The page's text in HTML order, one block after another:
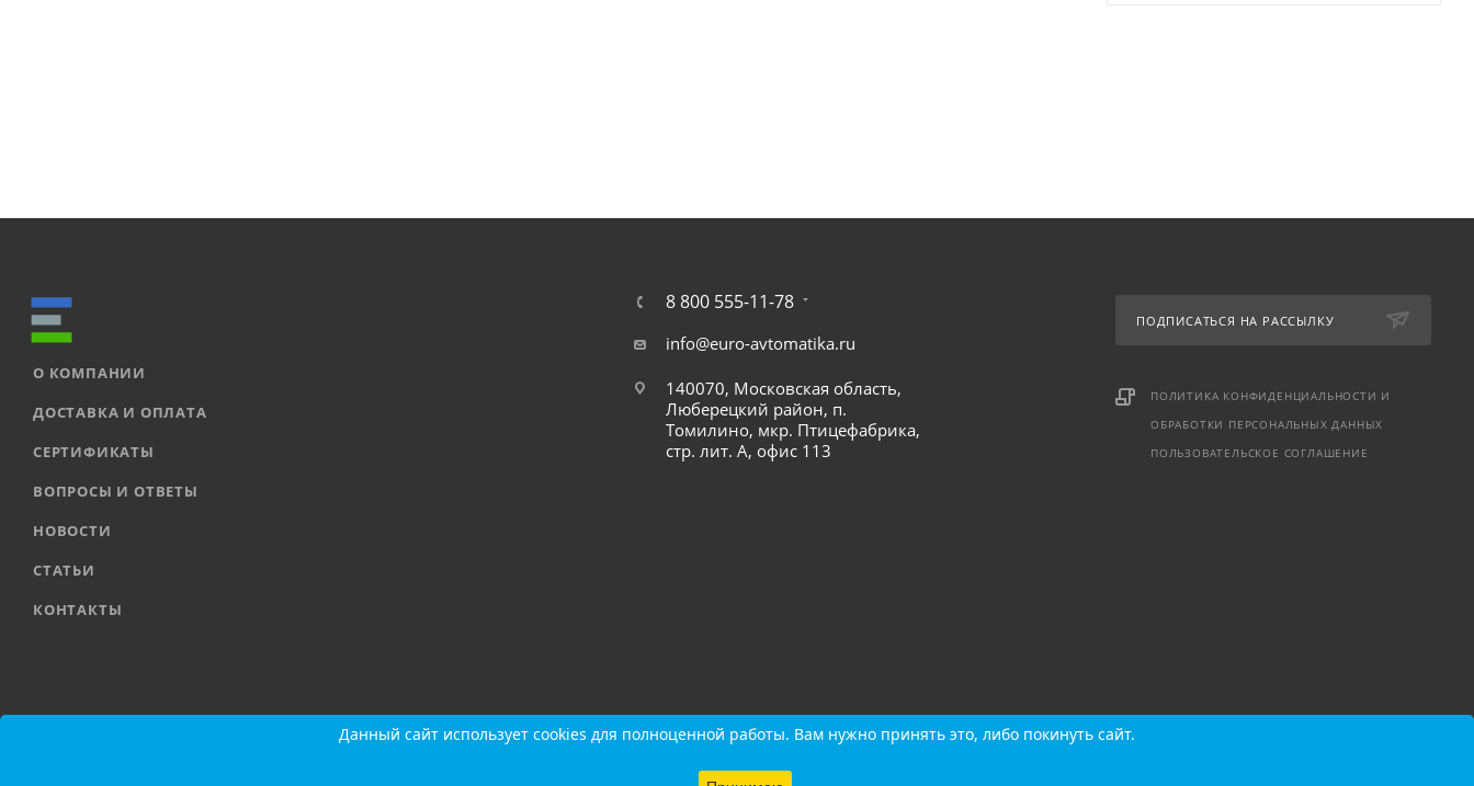
О КОМПАНИИ
ДОСТАВКА И ОПЛАТА
СЕРТИФИКАТЫ
ВОПРОСЫ И ОТВЕТЫ
НОВОСТИ
СТАТЬИ
КОНТАКТЫ
8 800 555-11-78
info@euro-avtomatika.ru
140070, Московская область,
Люберецкий район, п.
Томилино, мкр. Птицефабрика,
стр. лит. А, офис 113
ПОДПИСАТЬСЯ НА РАССЫЛКУ
ПОЛИТИКА КОНФИДЕНЦИАЛЬНОСТИ И
ОБРАБОТКИ ПЕРСОНАЛЬНЫХ ДАННЫХ
ПОЛЬЗОВАТЕЛЬСКОЕ СОГЛАШЕНИЕ
Карта сайтаДанный сайт использует cookies для полноценной работы. Вам нужно принять это, либо покинуть сайт.